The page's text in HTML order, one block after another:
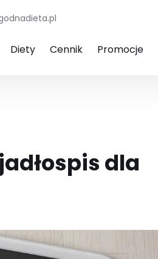
Diety Cennik Promocje
dla